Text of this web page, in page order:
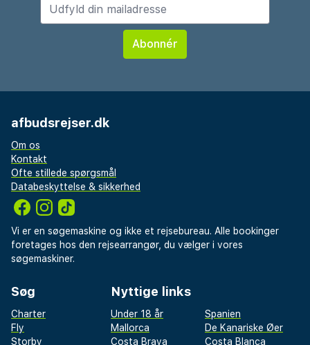
afbudsrejser.dk
Om os
Kontakt
Ofte stillede spørgsmål
Databeskyttelse & sikkerhed
Vi er en søgemaskine og ikke et rejsebureau. Alle bookinger
foretages hos den rejsearrangør, du vælger i vores
søgemaskiner.
Søg
Charter
Fly
Storby
Nyttige links
Under 18 år
Spanien
Mallorca
De Kanariske Øer
Costa Brava
Costa Blanca